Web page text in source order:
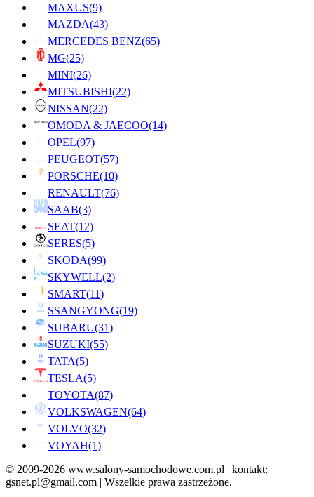
MAXUS(9)
MAZDA(43)
MERCEDES BENZ(65)
MG(25)
MINI(26)
MITSUBISHI(22)
NISSAN(22)
OMODA & JAECOO(14)
OPEL(97)
PEUGEOT(57)
PORSCHE(10)
RENAULT(76)
SAAB(3)
SEAT(12)
SERES(5)
SKODA(99)
SKYWELL(2)
SMART(11)
SSANGYONG(19)
SUBARU(31)
SUZUKI(55)
TATA(5)
TESLA(5)
TOYOTA(87)
VOLKSWAGEN(64)
VOLVO(32)
VOYAH(1)
© 2009-2026 www.salony-samochodowe.com.pl | kontakt:
gsnet.pl@gmail.com | Wszelkie prawa zastrzeżone.